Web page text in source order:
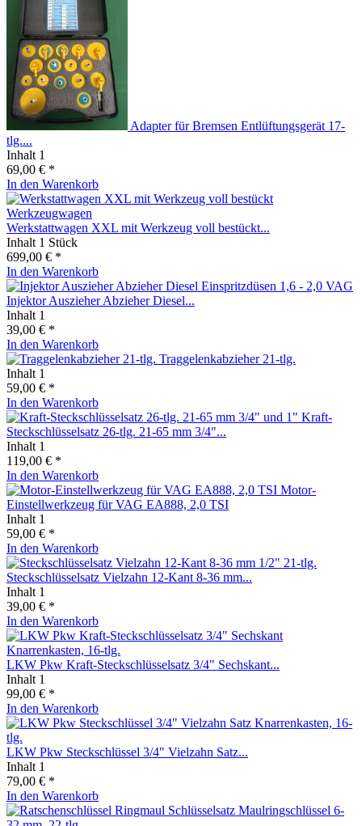
Adapter für Bremsen Entlüftungsgerät 17-
tlg....
Inhalt 1
69,00 € *
In den Warenkorb
Werkstattwagen XXL mit Werkzeug voll bestückt...
Inhalt 1 Stück
699,00 € *
In den Warenkorb
Injektor Auszieher Abzieher Diesel...
Inhalt 1
39,00 € *
In den Warenkorb
Traggelenkabzieher 21-tlg.
Inhalt 1
59,00 € *
In den Warenkorb
Kraft-
Steckschlüsselsatz 26-tlg. 21-65 mm 3/4"...
Inhalt 1
119,00 € *
In den Warenkorb
Motor-
Einstellwerkzeug für VAG EA888, 2,0 TSI
Inhalt 1
59,00 € *
In den Warenkorb
Steckschlüsselsatz Vielzahn 12-Kant 8-36 mm...
Inhalt 1
39,00 € *
In den Warenkorb
LKW Pkw Kraft-Steckschlüsselsatz 3/4" Sechskant...
Inhalt 1
99,00 € *
In den Warenkorb
LKW Pkw Steckschlüssel 3/4" Vielzahn Satz...
Inhalt 1
79,00 € *
In den Warenkorb